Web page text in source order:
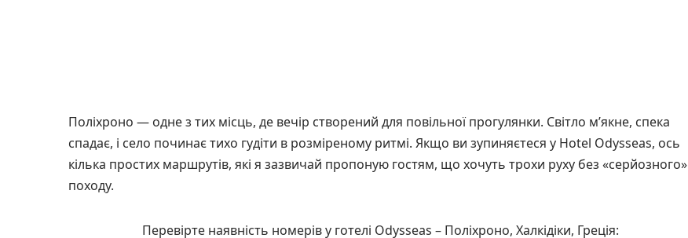
Поліхроно — одне з тих місць, де вечір створений для повільної прогулянки. Світло м’якне, спека
спадає, і село починає тихо гудіти в розміреному ритмі. Якщо ви зупиняєтеся у Hotel Odysseas, ось
кілька простих маршрутів, які я зазвичай пропоную гостям, що хочуть трохи руху без «серйозного»
походу.
Перевірте наявність номерів у готелі Odysseas – Поліхроно, Халкідіки, Греція: